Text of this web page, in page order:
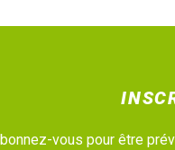
vous pour être